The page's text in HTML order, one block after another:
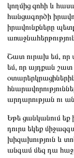
կողմից զոհի և
հանցագործի
իրավունքները
Շատ ուրախ եմ, որ
եմ, որ այդքան շատ
արդարության ու
Եթե ցանկանում եք
դուրս եկեք
խիզախություն և
անգամ մեզ դա